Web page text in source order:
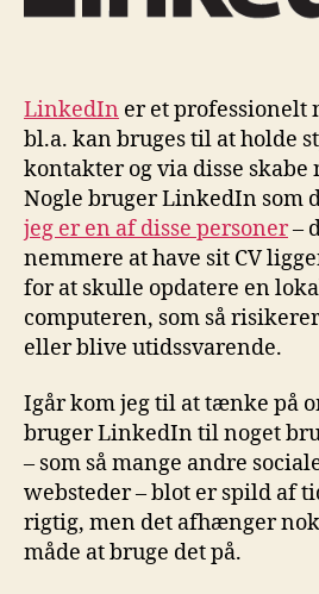
LinkedIn er et professionelt
bl.a. kan bruges til at holde
kontakter og via disse
Nogle bruger LinkedIn som
jeg er en af disse personer–
nemmere at have sit CV
for at skulle opdatere en
computeren, som så
eller blive utidssvarende.
Igår kom jeg til at tænke på
bruger LinkedIn til noget
– som så mange andre
websteder – blot er spild af
rigtig, men det afhænger
måde at bruge det på.